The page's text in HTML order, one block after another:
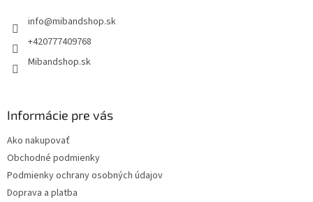
info@mibandshop.sk
+420777409768
Mibandshop.sk
Informácie pre vás
Ako nakupovať
Obchodné podmienky
Podmienky ochrany osobných údajov
Doprava a platba